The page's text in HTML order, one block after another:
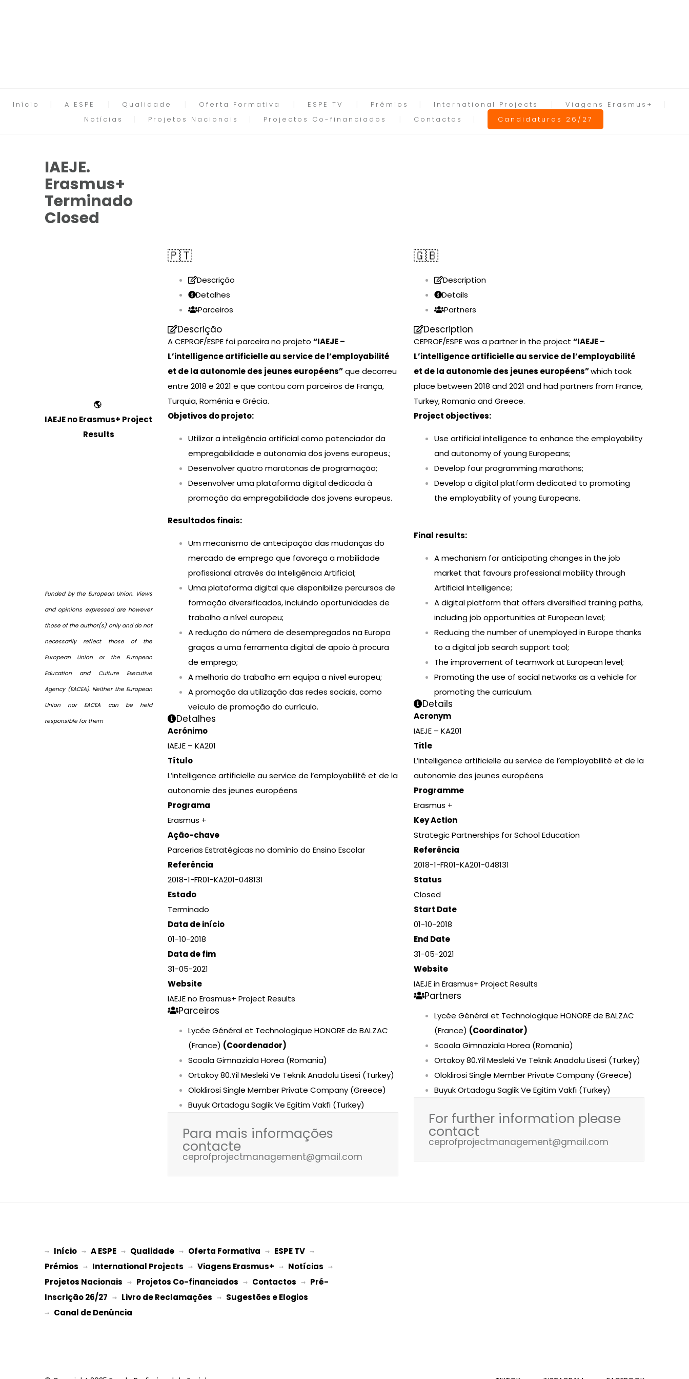
Início A ESPE Qualidade Oferta Formativa ESPE TV Prémios International Projects
Viagens Erasmus+
Notícias
Projetos Nacionais Projectos Co-financiados Contactos Candidaturas 26/27
IAEJE.
Erasmus+
Terminado
Closed
🌎
IAEJE no Erasmus+ Project
Results
Funded by the European Union. Views
and opinions expressed are however
those of the author(s) only and do not
necessarily reflect those of the
European Union or the European
Education and Culture Executive
Agency (EACEA). Neither the European
Union nor EACEA can be held
responsible for them
🇵🇹
Descrição
Detalhes
Parceiros
Descrição
A CEPROF/ESPE foi parceira no projeto “IAEJE –
L’intelligence artificielle au service de l’employabilité
et de la autonomie des jeunes européens”que decorreu
entre 2018 e 2021 e que contou com parceiros de França,
Turquia, Roménia e Grécia.
Objetivos do projeto:
Utilizar a inteligência artificial como potenciador da
empregabilidade e autonomia dos jovens europeus.;
Desenvolver quatro maratonas de programação;
Desenvolver uma plataforma digital dedicada à
promoção da empregabilidade dos jovens europeus.
Resultados finais:
Um mecanismo de antecipação das mudanças do
mercado de emprego que favoreça a mobilidade
profissional através da Inteligência Artificial;
Uma plataforma digital que disponibilize percursos de
formação diversificados, incluindo oportunidades de
trabalho a nível europeu;
A redução do número de desempregados na Europa
graças a uma ferramenta digital de apoio à procura
de emprego;
A melhoria do trabalho em equipa a nível europeu;
A promoção da utilização das redes sociais, como
veículo de promoção do currículo.
Detalhes
Acrónimo
IAEJE – KA201
Título
L’intelligence artificielle au service de l’employabilité et de la
autonomie des jeunes européens
Programa
Erasmus +
Ação-chave
Parcerias Estratégicas no domínio do Ensino Escolar
Referência
2018-1-FR01-KA201-048131
Estado
Terminado
Data de início
01-10-2018
Data de fim
31-05-2021
Website
IAEJE no Erasmus+ Project Results
Parceiros
Lycée Général et Technologique HONORE de BALZAC
(France) (Coordenador)
Scoala Gimnaziala Horea (Romania)
Ortakoy 80.Yil Mesleki Ve Teknik Anadolu Lisesi (Turkey)
Oloklirosi Single Member Private Company (Greece)
Buyuk Ortadogu Saglik Ve Egitim Vakfi (Turkey)
Para mais informações
contacte
ceprofprojectmanagement@gmail.com
🇬🇧
Description
Details
Partners
Description
CEPROF/ESPE was a partner in the project “IAEJE –
L’intelligence artificielle au service de l’employabilité
et de la autonomie des jeunes européens”which took
place between 2018 and 2021 and had partners from France,
Turkey, Romania and Greece.
Project objectives:
Use artificial intelligence to enhance the employability
and autonomy of young Europeans;
Develop four programming marathons;
Develop a digital platform dedicated to promoting
the employability of young Europeans.
Final results:
A mechanism for anticipating changes in the job
market that favours professional mobility through
Artificial Intelligence;
A digital platform that offers diversified training paths,
including job opportunities at European level;
Reducing the number of unemployed in Europe thanks
to a digital job search support tool;
The improvement of teamwork at European level;
Promoting the use of social networks as a vehicle for
promoting the curriculum.
Details
Acronym
IAEJE – KA201
Title
L’intelligence artificielle au service de l’employabilité et de la
autonomie des jeunes européens
Programme
Erasmus +
Key Action
Strategic Partnerships for School Education
Referência
2018-1-FR01-KA201-048131
Status
Closed
Start Date
01-10-2018
End Date
31-05-2021
Website
IAEJE in Erasmus+ Project Results
Partners
Lycée Général et Technologique HONORE de BALZAC
(France) (Coordinator)
Scoala Gimnaziala Horea (Romania)
Ortakoy 80.Yil Mesleki Ve Teknik Anadolu Lisesi (Turkey)
Oloklirosi Single Member Private Company (Greece)
Buyuk Ortadogu Saglik Ve Egitim Vakfi (Turkey)
For further information please
contact
ceprofprojectmanagement@gmail.com
→ Início → A ESPE → Qualidade → Oferta Formativa → ESPE TV
Prémios → International Projects → Viagens Erasmus+ → Notícias
Projetos Nacionais → Projetos Co-financiados → Contactos → Pré-
Inscrição 26/27 → Livro de Reclamações → Sugestões e Elogios
→